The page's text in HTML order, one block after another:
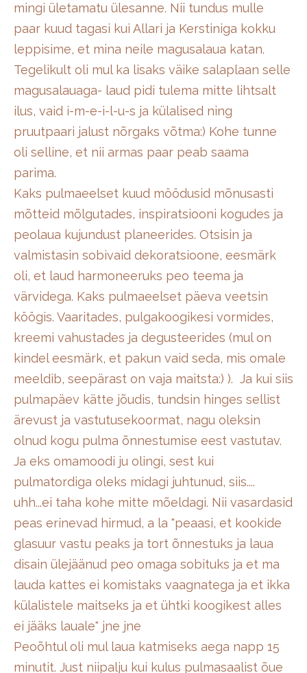
mingi ületamatu ülesanne. Nii tundus mulle
paar kuud tagasi kui Allari ja Kerstiniga kokku
leppisime, et mina neile magusalaua katan.
Tegelikult oli mul ka lisaks väike salaplaan selle
magusalauaga- laud pidi tulema mitte lihtsalt
ilus, vaid i-m-e-i-l-u-s ja külalised ning
pruutpaari jalust nõrgaks võtma:) Kohe tunne
oli selline, et nii armas paar peab saama
parima.
Kaks pulmaeelset kuud möödusid mõnusasti
mõtteid mõlgutades, inspiratsiooni kogudes ja
peolaua kujundust planeerides. Otsisin ja
valmistasin sobivaid dekoratsioone, eesmärk
oli, et laud harmoneeruks peo teema ja
värvidega. Kaks pulmaeelset päeva veetsin
köögis. Vaaritades, pulgakoogikesi vormides,
kreemi vahustades ja degusteerides (mul on
kindel eesmärk, et pakun vaid seda, mis omale
meeldib, seepärast on vaja maitsta:) ). Ja kui siis
pulmapäev kätte jõudis, tundsin hinges sellist
ärevust ja vastutusekoormat, nagu oleksin
olnud kogu pulma õnnestumise eest vastutav.
Ja eks omamoodi ju olingi, sest kui
pulmatordiga oleks midagi juhtunud, siis....
uhh...ei taha kohe mitte mõeldagi. Nii vasardasid
peas erinevad hirmud, a la "peaasi, et kookide
glasuur vastu peaks ja tort õnnestuks ja laua
disain ülejäänud peo omaga sobituks ja et ma
lauda kattes ei komistaks vaagnatega ja et ikka
külalistele maitseks ja et ühtki koogikest alles
ei jääks lauale" jne jne
Peoõhtul oli mul laua katmiseks aega napp 15
minutit. Just niipalju kui kulus pulmasaalist õue